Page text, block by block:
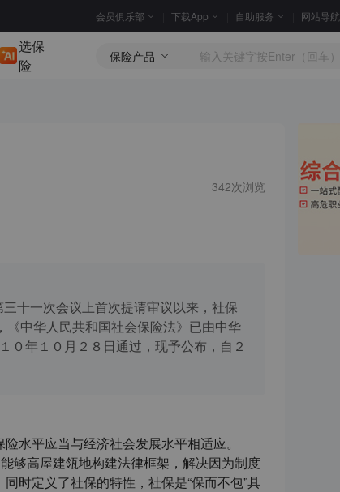
会员俱乐部 下载App 自助服务 网站导航
选保
险
保险产品
342次浏览
十一次会议上首次提请审议以来，社保
《中华人民共和国社会保险法》已由中华
０年１０月２８日通过，现予公布，自２
水平应当与经济社会发展水平相适应。
够高屋建瓴地构建法律框架，解决因为制度
时定义了社保的特性，社保是“保而不包”具